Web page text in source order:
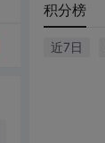
积分榜
近7日